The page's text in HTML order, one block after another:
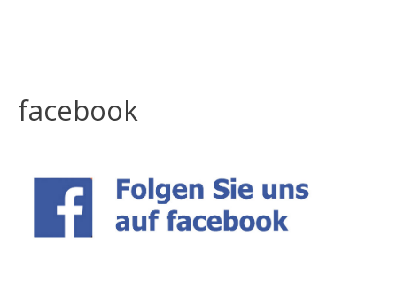
facebook